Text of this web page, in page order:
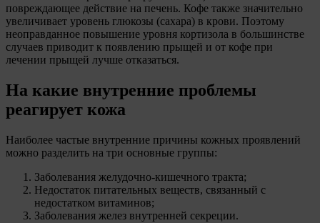
повреждающее действие на печень. Кофе также значительно
увеличивает уровень глюкозы (сахара) в крови. Поэтому
неоправданное повышение уровня кортизола в большинстве
случаев приводит к появлению прыщей и от кофе при
лечении прыщей лучше отказаться.
На какие внутренние проблемы
реагирует кожа
Наиболее частые внутренние причины кожных проявлений
можно разделить на три основные группы:
Заболевания желудочно-кишечного тракта;
Недостаток питательных веществ, связанный с
недостатком витаминов;
Заболевания желез внутренней секреции.